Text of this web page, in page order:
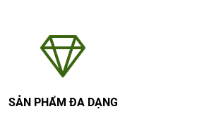
SẢN PHẨM ĐA DẠNG